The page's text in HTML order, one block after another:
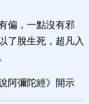
偏，一點沒有邪
了脫生死，超凡入
阿彌陀經》開示